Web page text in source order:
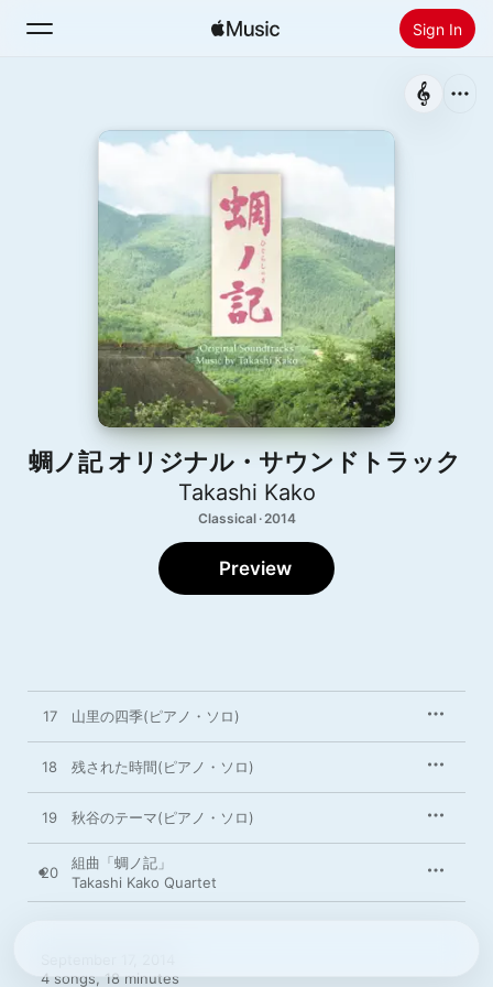
Sign In
Radio
Install Apple Music
蜩ノ記 オリジナル・サウンドトラック
Takashi Kako
Classical · 2014
Preview
17 山里の四季(ピアノ・ソロ)
18 残された時間(ピアノ・ソロ)
19 秋谷のテーマ(ピアノ・ソロ)
20
組曲「蜩ノ記」
Takashi Kako Quartet
4 songs, 18 minutes